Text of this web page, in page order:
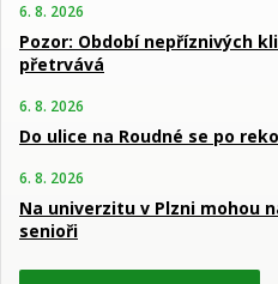
6. 8. 2026
Pozor: Období nepříznivých
přetrvává
6. 8. 2026
Do ulice na Roudné se po
6. 8. 2026
Na univerzitu v Plzni mohou
senioři